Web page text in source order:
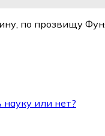
по прозвищу